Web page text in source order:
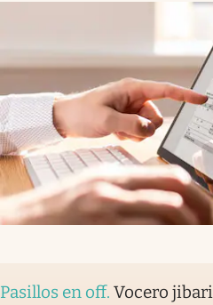
Pasillos en off. Vocero